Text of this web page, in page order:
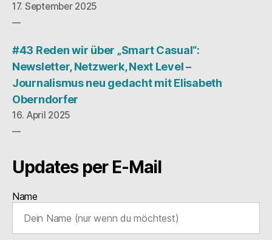
17. September 2025
#43 Reden wir über „Smart Casual“:
Newsletter, Netzwerk, Next Level –
Journalismus neu gedacht mit Elisabeth
Oberndorfer
16. April 2025
Updates per E-Mail
Name